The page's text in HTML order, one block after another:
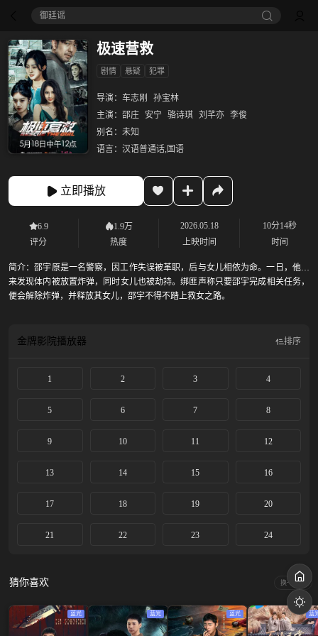
御廷谣‎
极速营救
剧情 悬疑 犯罪
导演： 车志刚
孙宝林
主演： 邵庄 安宁 骆诗琪 刘芊亦 李俊
别名： 未知
语言： 汉语普通话,国语
立即播放
6.9
评分
1.9万
热度
2026.05.18
上映时间
10分14秒
时间
简介：邵宇原是一名警察，因工作失误被革职，后与女儿相依为命。一日，他醒
来发现体内被放置炸弹，同时女儿也被劫持。绑匪声称只要邵宇完成相关任务，
便会解除炸弹，并释放其女儿，邵宇不得不踏上救女之路。
金牌影院播放器 排序
1 2 3 4
5 6 7 8
9 10 11 12
13 14 15 16
17 18 19 20
21 22 23 24
猜你喜欢 换一换
蓝光 蓝光 蓝光 蓝